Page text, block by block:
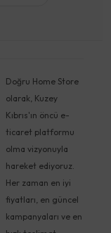
Doğru Home Store
olarak, Kuzey
Kıbrıs'ın öncü e-
ticaret platformu
olma vizyonuyla
hareket ediyoruz.
Her zaman en iyi
fiyatları, en güncel
kampanyaları ve en